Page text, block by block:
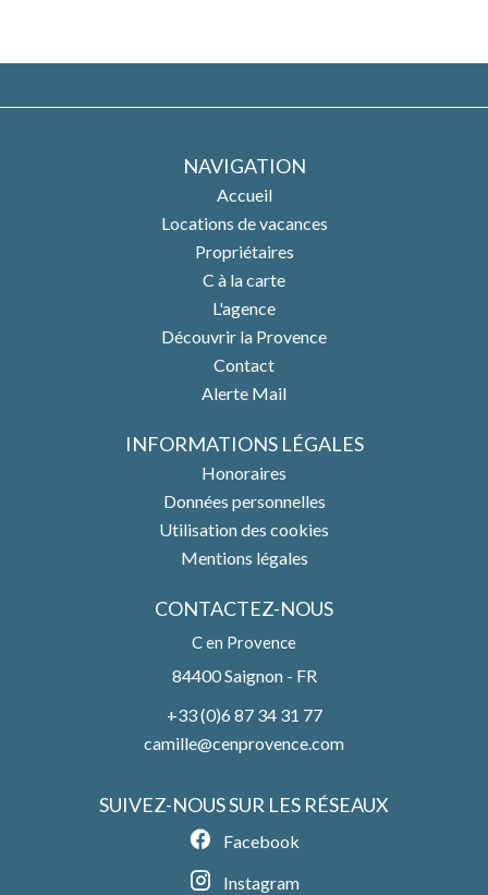
NAVIGATION
Accueil
Locations de vacances
Propriétaires
C à la carte
L'agence
Découvrir la Provence
Contact
Alerte Mail
INFORMATIONS LÉGALES
Honoraires
Données personnelles
Utilisation des cookies
Mentions légales
CONTACTEZ-NOUS
C en Provence
84400Saignon - FR
+33 (0)6 87 34 31 77
camille@cenprovence.com
SUIVEZ-NOUS SUR LES RÉSEAUX
Facebook
Instagram